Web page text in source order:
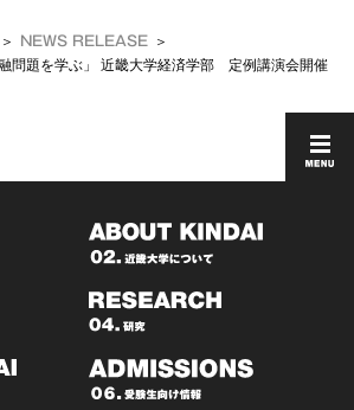
NEWS RELEASE
問題を学ぶ」 近畿大学経済学部 定例講演会開催